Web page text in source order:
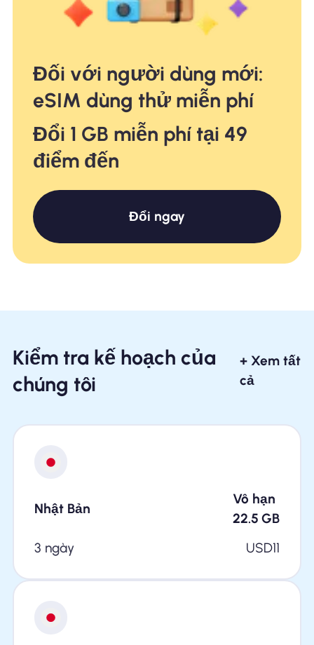
Đối với người dùng mới:
eSIM dùng thử miễn phí
Đổi 1 GB miễn phí tại 49
điểm đến
Đổi ngay
Kiểm tra kế hoạch của
chúng tôi
+ Xem tất
cả
Nhật Bản
Vô hạn
22.5 GB
3 ngày
USD11